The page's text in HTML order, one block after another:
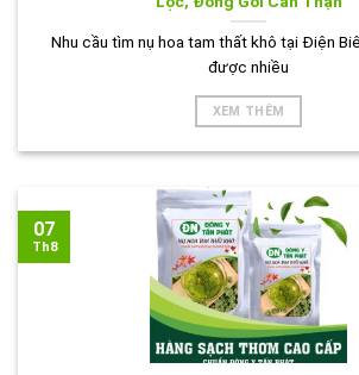
Nhu cầu tìm nụ hoa tam thất khô tại Điện
được nhiều
XEM THÊM
07
Th8